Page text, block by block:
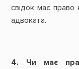
свідок має
адвоката.
4. Чи має